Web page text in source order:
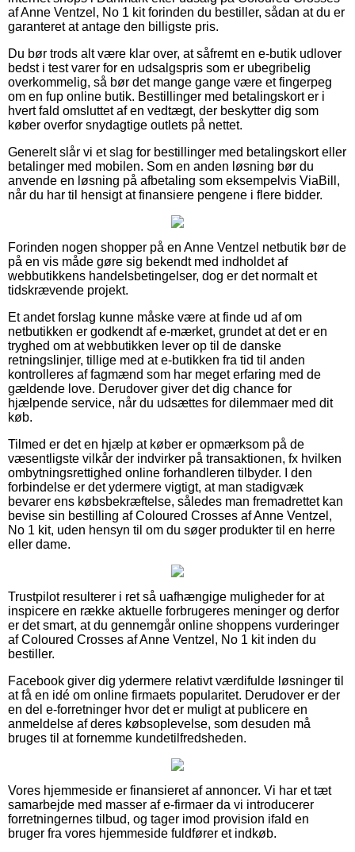
af Anne Ventzel, No 1 kit forinden du bestiller, sådan at du er
garanteret at antage den billigste pris.
Du bør trods alt være klar over, at såfremt en e-butik udlover
bedst i test varer for en udsalgspris som er ubegribelig
overkommelig, så bør det mange gange være et fingerpeg
om en fup online butik. Bestillinger med betalingskort er i
hvert fald omsluttet af en vedtægt, der beskytter dig som
køber overfor snydagtige outlets på nettet.
Generelt slår vi et slag for bestillinger med betalingskort eller
betalinger med mobilen. Som en anden løsning bør du
anvende en løsning på afbetaling som eksempelvis ViaBill,
når du har til hensigt at finansiere pengene i flere bidder.
Forinden nogen shopper på en Anne Ventzel netbutik bør de
på en vis måde gøre sig bekendt med indholdet af
webbutikkens handelsbetingelser, dog er det normalt et
tidskrævende projekt.
Et andet forslag kunne måske være at finde ud af om
netbutikken er godkendt af e-mærket, grundet at det er en
tryghed om at webbutikken lever op til de danske
retningslinjer, tillige med at e-butikken fra tid til anden
kontrolleres af fagmænd som har meget erfaring med de
gældende love. Derudover giver det dig chance for
hjælpende service, når du udsættes for dilemmaer med dit
køb.
Tilmed er det en hjælp at køber er opmærksom på de
væsentligste vilkår der indvirker på transaktionen, fx hvilken
ombytningsrettighed online forhandleren tilbyder. I den
forbindelse er det ydermere vigtigt, at man stadigvæk
bevarer ens købsbekræftelse, således man fremadrettet kan
bevise sin bestilling af Coloured Crosses af Anne Ventzel,
No 1 kit, uden hensyn til om du søger produkter til en herre
eller dame.
Trustpilot resulterer i ret så uafhængige muligheder for at
inspicere en række aktuelle forbrugeres meninger og derfor
er det smart, at du gennemgår online shoppens vurderinger
af Coloured Crosses af Anne Ventzel, No 1 kit inden du
bestiller.
Facebook giver dig ydermere relativt værdifulde løsninger til
at få en idé om online firmaets popularitet. Derudover er der
en del e-forretninger hvor det er muligt at publicere en
anmeldelse af deres købsoplevelse, som desuden må
bruges til at fornemme kundetilfredsheden.
Vores hjemmeside er finansieret af annoncer. Vi har et tæt
samarbejde med masser af e-firmaer da vi introducerer
forretningernes tilbud, og tager imod provision ifald en
bruger fra vores hjemmeside fuldfører et indkøb.